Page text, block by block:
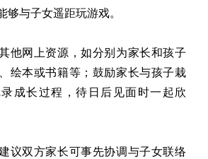
够与子女遥距玩游戏。
他网上资源，如分别为家长和孩子
绘本或书籍等；鼓励家长与孩子栽
成长过程，待日后见面时一起欣
议双方家长可事先协调与子女联络